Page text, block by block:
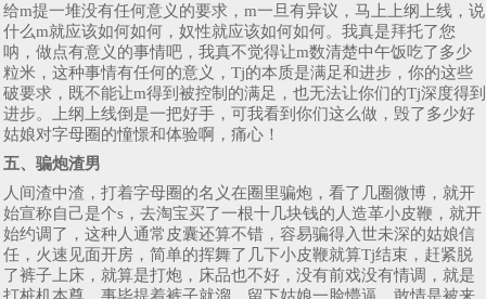
给m提一堆没有任何意义的要求，m一旦有异议，马上上纲上线，说
什么m就应该如何如何，奴性就应该如何如何。我真是拜托了您
呐，做点有意义的事情吧，我真不觉得让m数清楚中午饭吃了多少
粒米，这种事情有任何的意义，Tj的本质是满足和进步，你的这些
破要求，既不能让m得到被控制的满足，也无法让你们的Tj深度得到
进步。上纲上线倒是一把好手，可我看到你们这么做，毁了多少好
姑娘对字母圈的憧憬和体验啊，痛心！
五、骗炮渣男
人间渣中渣，打着字母圈的名义在圈里骗炮，看了几圈微博，就开
始宣称自己是个s，去淘宝买了一根十几块钱的人造革小皮鞭，就开
始约调了，这种人通常皮囊还算不错，容易骗得入世未深的姑娘信
任，火速见面开房，简单的挥舞了几下小皮鞭就算Tj结束，赶紧脱
了裤子上床，就算是打炮，床品也不好，没有前戏没有情调，就是
打桩机本尊，事毕提着裤子就溜，留下姑娘一脸懵逼，敢情是被来